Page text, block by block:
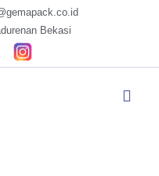
Bekasi